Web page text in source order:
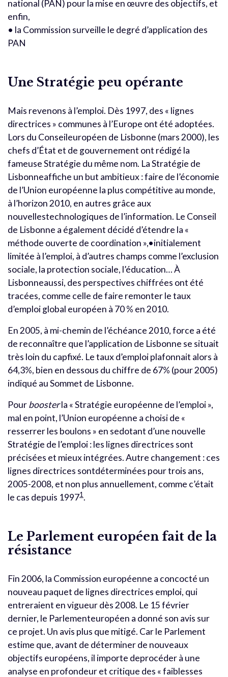
national (PAN) pour la mise en œuvre des objectifs, et
enfin,
• la Commission surveille le degré d’application des
PAN
Une Stratégie peu opérante
Mais revenons à l’emploi. Dès 1997, des « lignes
directrices » communes à l’Europe ont été adoptées.
Lors du Conseileuropéen de Lisbonne (mars 2000), les
chefs d’État et de gouvernement ont rédigé la
fameuse Stratégie du même nom. La Stratégie de
Lisbonneaffiche un but ambitieux : faire de l’économie
de l’Union européenne la plus compétitive au monde,
à l’horizon 2010, en autres grâce aux
nouvellestechnologiques de l’information. Le Conseil
de Lisbonne a également décidé d’étendre la «
méthode ouverte de coordination »,•initialement
limitée à l’emploi, à d’autres champs comme l’exclusion
sociale, la protection sociale, l’éducation… À
Lisbonneaussi, des perspectives chiffrées ont été
tracées, comme celle de faire remonter le taux
d’emploi global européen à 70 % en 2010.
En 2005, à mi-chemin de l’échéance 2010, force a été
de reconnaître que l’application de Lisbonne se situait
très loin du capfixé. Le taux d’emploi plafonnait alors à
64,3%, bien en dessous du chiffre de 67% (pour 2005)
indiqué au Sommet de Lisbonne.
Pourboosterla « Stratégie européenne de l’emploi »,
mal en point, l’Union européenne a choisi de «
resserrer les boulons » en sedotant d’une nouvelle
Stratégie de l’emploi : les lignes directrices sont
précisées et mieux intégrées. Autre changement : ces
lignes directrices sontdéterminées pour trois ans,
2005-2008, et non plus annuellement, comme c’était
le cas depuis 19971.
Le Parlement européen fait de la
résistance
Fin 2006, la Commission européenne a concocté un
nouveau paquet de lignes directrices emploi, qui
entreraient en vigueur dès 2008. Le 15 février
dernier, le Parlementeuropéen a donné son avis sur
ce projet. Un avis plus que mitigé. Car le Parlement
estime que, avant de déterminer de nouveaux
objectifs européens, il importe deprocéder à une
analyse en profondeur et critique des « faiblesses